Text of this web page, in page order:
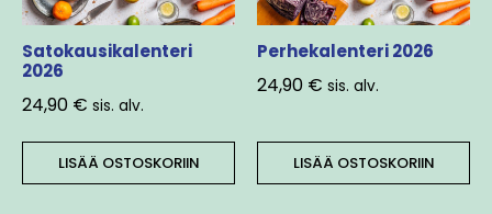
Satokausikalenteri
2026
24,90 € sis. alv.
LISÄÄ OSTOSKORIIN
Perhekalenteri 2026
24,90 € sis. alv.
LISÄÄ OSTOSKORIIN